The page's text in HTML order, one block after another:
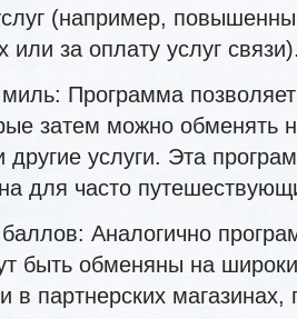
(например,
или за оплату услуг
Программа
затем можно обменять
другие услуги. Эта
для часто
Аналогично
быть обменяны на
в партнерских магазинах,